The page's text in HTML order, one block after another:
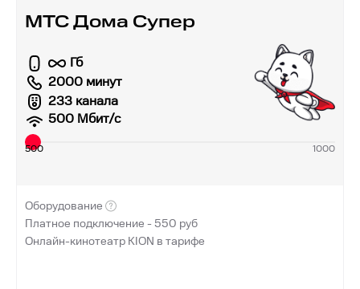
МТС Дома Супер
Гб
2000 минут
233 канала
500 Мбит/с
500 1000
Оборудование
Платное подключение -550 руб
Онлайн-кинотеатр KION в тарифе